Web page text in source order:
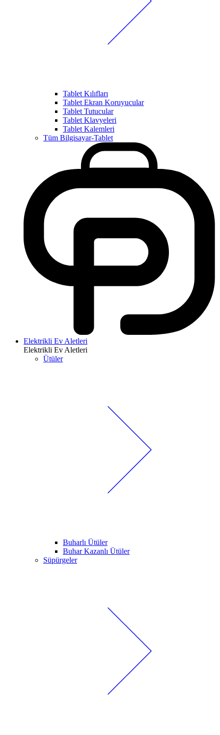
Tablet Kılıfları
Tablet Ekran Koruyucular
Tablet Tutucular
Tablet Klavyeleri
Tablet Kalemleri
Tüm Bilgisayar-Tablet
Elektrikli Ev Aletleri
Elektrikli Ev Aletleri
Ütüler
Buharlı Ütüler
Buhar Kazanlı Ütüler
Süpürgeler